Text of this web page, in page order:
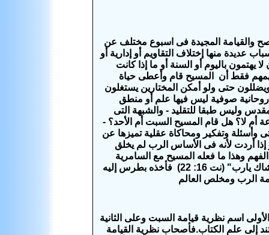
والقيامة المجيدة فى اسبوع مختلف عن
عديدة منها إختلاف التقاويم أو إدارية أو
يهتمون باليوم أو السنة أو ما إذا كانت
فقط أن المسيح قام وأعطى حياة
حتى ولو أمكن المختارين يستغلون
روحانية صوفية ليس فيها علم أو منطق
وليس طبقا للتقليد - والشبهة التى
هى : " هل كان المسيح فى القبر ثلاثة ايام وثلاثة ليال كاملة أى 72 ساعة أم لا؟ هل قام المسيح السبت أم الأحد؟ -
وأسئلة وتفكير ومحاكاة عقلية تميزها عن
أردت لأنه فى الأساس الرب لم يخلق
وهذا ما فعله المسيح مع السامرية
المولود أعمى والأختين مرثا ومريم وحتى التلاميذ ومنهم بطرس الذى تجرأ وقال "حاشاك يارب" (نت 16: 22) فأخذه بطرس إليه
الرب ومخلص العالم
اسم نظرية قيامة السبت وعلى الثانية
إلى علم الكتاب.فأصحاب نظرية القيامة